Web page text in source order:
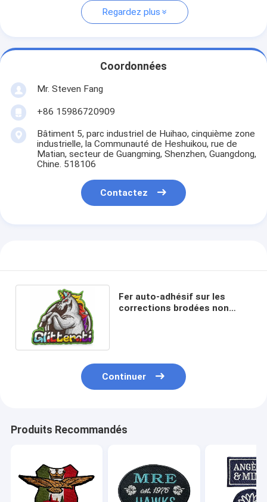
Regardez plus
Coordonnées
Mr. Steven Fang
+86 15986720909
Bâtiment 5, parc industriel de Huihao, cinquième zone
industrielle, la Communauté de Heshuikou, rue de
Matian, secteur de Guangming, Shenzhen, Guangdong,
Chine. 518106
Contactez
Fer auto-adhésif sur les
corrections brodées non
Continuer
Produits Recommandés